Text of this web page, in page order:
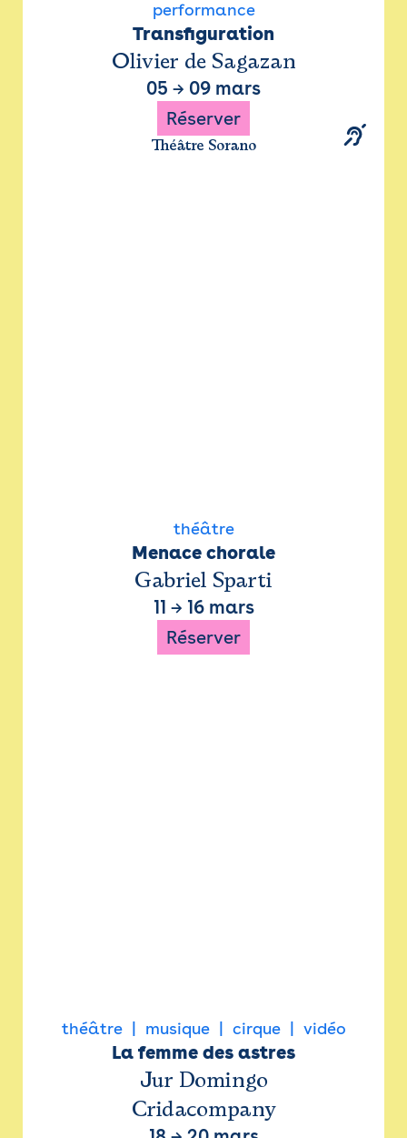
performance
Transfiguration
Olivier de Sagazan
05 → 09 mars
Réserver
Théâtre Sorano
théâtre
Menace chorale
Gabriel Sparti
11 → 16 mars
Réserver
théâtre musique cirque vidéo
La femme des astres
Jur Domingo
Cridacompany